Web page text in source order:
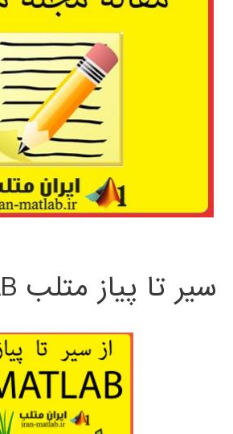
سیر تا پیاز متلب MATLAB